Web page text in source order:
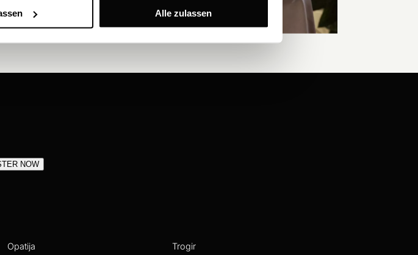
Alle zulassen
NOW
Opatija Trogir